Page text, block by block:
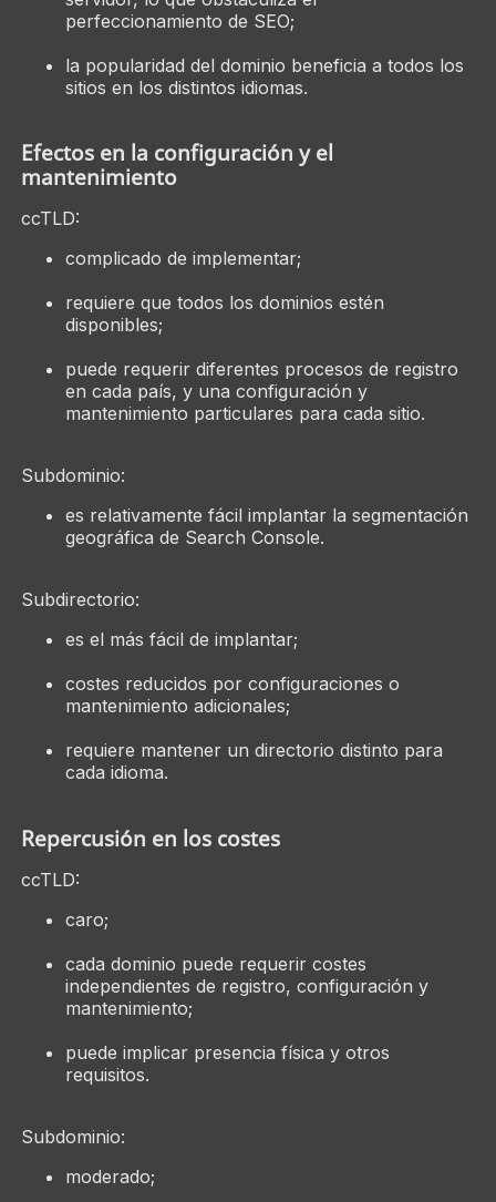
perfeccionamiento de SEO;
la popularidad del dominio beneficia a todos los
sitios en los distintos idiomas.
Efectos en la configuración y el
mantenimiento
ccTLD:
complicado de implementar;
requiere que todos los dominios estén
disponibles;
puede requerir diferentes procesos de registro
en cada país, y una configuración y
mantenimiento particulares para cada sitio.
Subdominio:
es relativamente fácil implantar la segmentación
geográfica de Search Console.
Subdirectorio:
es el más fácil de implantar;
costes reducidos por configuraciones o
mantenimiento adicionales;
requiere mantener un directorio distinto para
cada idioma.
Repercusión en los costes
ccTLD:
caro;
cada dominio puede requerir costes
independientes de registro, configuración y
mantenimiento;
puede implicar presencia física y otros
requisitos.
Subdominio:
moderado;